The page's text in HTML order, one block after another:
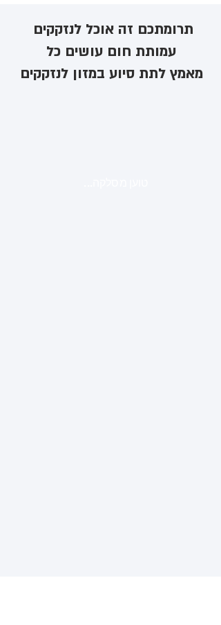
תרומתכם זה אוכל לנזקקים ​
עמותת חום עושים כל
מאמץ לתת סיוע במזון לנזקקים